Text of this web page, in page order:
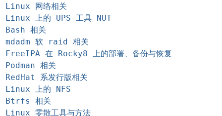
Linux 网络相关
Linux 上的 UPS 工具 NUT
Bash 相关
mdadm 软 raid 相关
FreeIPA 在 Rocky8 上的部署、备份与恢复
Podman 相关
RedHat 系发行版相关
Linux 上的 NFS
Btrfs 相关
Linux 零散工具与方法